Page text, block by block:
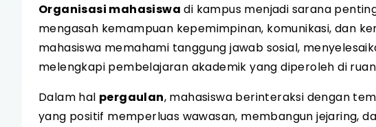
Organisasi mahasiswa di kampus menjadi sarana
mengasah kemampuan kepemimpinan, komunikasi, dan
mahasiswa memahami tanggung jawab sosial,
melengkapi pembelajaran akademik yang diperoleh di
Dalam hal pergaulan, mahasiswa berinteraksi dengan
yang positif memperluas wawasan, membangun jejaring,